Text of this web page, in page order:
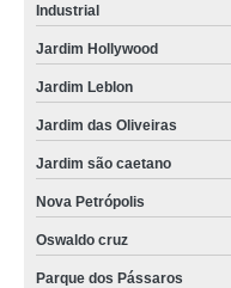
Industrial
Jardim Hollywood
Jardim Leblon
Jardim das Oliveiras
Jardim são caetano
Nova Petrópolis
Oswaldo cruz
Parque dos Pássaros